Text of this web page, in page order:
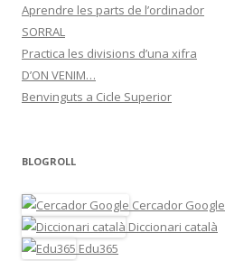
Aprendre les parts de l’ordinador
SORRAL
Practica les divisions d’una xifra
D’ON VENIM…
Benvinguts a Cicle Superior
BLOGROLL
Cercador Google
Diccionari català
Edu365